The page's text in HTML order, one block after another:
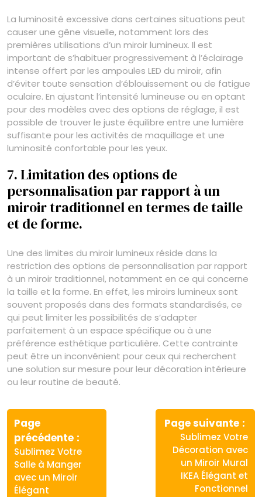
La luminosité excessive dans certaines situations peut
causer une gêne visuelle, notamment lors des
premières utilisations d’un miroir lumineux. Il est
important de s’habituer progressivement à l’éclairage
intense offert par les ampoules LED du miroir, afin
d’éviter toute sensation d’éblouissement ou de fatigue
oculaire. En ajustant l’intensité lumineuse ou en optant
pour des modèles avec des options de réglage, il est
possible de trouver le juste équilibre entre une lumière
suffisante pour les activités de maquillage et une
luminosité confortable pour les yeux.
7. Limitation des options de
personnalisation par rapport à un
miroir traditionnel en termes de taille
et de forme.
Une des limites du miroir lumineux réside dans la
restriction des options de personnalisation par rapport
à un miroir traditionnel, notamment en ce qui concerne
la taille et la forme. En effet, les miroirs lumineux sont
souvent proposés dans des formats standardisés, ce
qui peut limiter les possibilités de s’adapter
parfaitement à un espace spécifique ou à une
préférence esthétique particulière. Cette contrainte
peut être un inconvénient pour ceux qui recherchent
une solution sur mesure pour leur décoration intérieure
ou leur routine de beauté.
Navigation
de
l’article
Page
précédente
Sublimez Votre
Salle à Manger
avec un Miroir
Élégant
Page suivante
Article
suivant
:
Sublimez Votre
Décoration avec
un Miroir Mural
IKEA Élégant et
Fonctionnel